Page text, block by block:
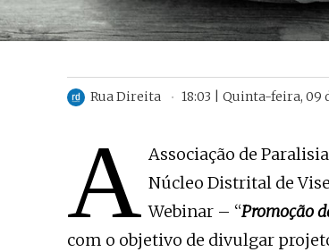
Rua Direita 18:03 | Quinta-feira, 09
A Associação de
Núcleo Distrital de
Webinar – “Promoção
com o objetivo de divulgar